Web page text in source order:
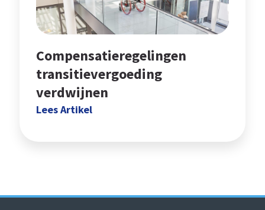
Compensatieregelingen
transitievergoeding
verdwijnen
Lees Artikel